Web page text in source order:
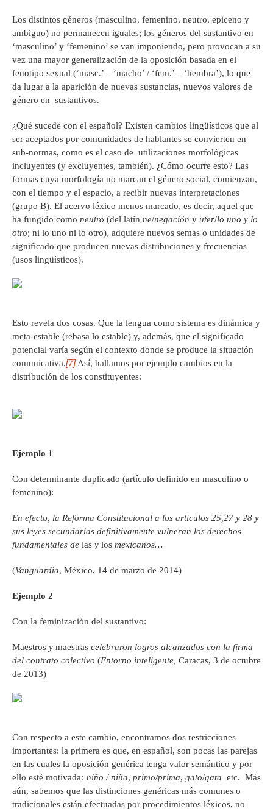
Los distintos géneros (masculino, femenino, neutro, epiceno y
ambiguo) no permanecen iguales; los géneros del sustantivo en
‘masculino’ y ‘femenino’ se van imponiendo, pero provocan a su
vez una mayor generalización de la oposición basada en el
fenotipo sexual (‘masc.’ – ‘macho’ / ‘fem.’ – ‘hembra’), lo que
da lugar a la aparición de nuevas sustancias, nuevos valores de
género en sustantivos.
¿Qué sucede con el español? Existen cambios lingüísticos que al
ser aceptados por comunidades de hablantes se convierten en
sub-normas, como es el caso de utilizaciones morfológicas
incluyentes (y excluyentes, también). ¿Cómo ocurre esto? Las
formas cuya morfología no marcan el género social, comienzan,
con el tiempo y el espacio, a recibir nuevas interpretaciones
(grupo B). El acervo léxico menos marcado, es decir, aquel que
ha fungido como neutro (del latín ne/negación y uter/lo uno y lo
otro; ni lo uno ni lo otro), adquiere nuevos semas o unidades de
significado que producen nuevas distribuciones y frecuencias
(usos lingüísticos).
Esto revela dos cosas. Que la lengua como sistema es dinámica y
meta-estable (rebasa lo estable) y, además, que el significado
potencial varía según el contexto donde se produce la situación
comunicativa.[7]Así, hallamos por ejemplo cambios en la
distribución de los constituyentes:
Ejemplo 1
Con determinante duplicado (artículo definido en masculino o
femenino):
En efecto, la Reforma Constitucional a los artículos 25,27 y 28 y
sus leyes secundarias definitivamente vulneran los derechos
fundamentales de las y los mexicanos…
(Vanguardia, México, 14 de marzo de 2014)
Ejemplo 2
Con la feminización del sustantivo:
Maestros y maestras celebraron logros alcanzados con la firma
del contrato colectivo (Entorno inteligente, Caracas, 3 de octubre
de 2013)
Con respecto a este cambio, encontramos dos restricciones
importantes: la primera es que, en español, son pocas las parejas
en las cuales la oposición genérica tenga valor semántico y por
ello esté motivada: niño / niña, primo/prima, gato/gata etc. Más
aún, sabemos que las distinciones genéricas más comunes o
tradicionales están efectuadas por procedimientos léxicos, no